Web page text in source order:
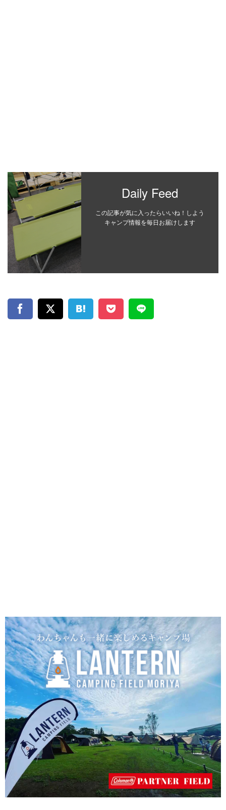
Daily Feed
この記事が気に入ったらいいね！しよう
キャンプ情報を毎日お届けします